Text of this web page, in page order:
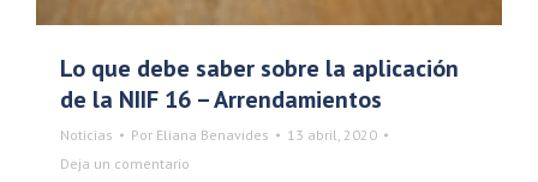
Lo que debe saber sobre la aplicación
de la NIIF 16 – Arrendamientos
Noticias Por Eliana Benavides
13 abril, 2020
Deja un comentario